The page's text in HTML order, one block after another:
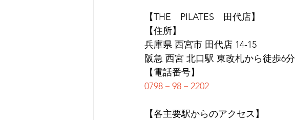
【THE　PILATES　田代店】
【住所】
兵庫県 西宮市 田代店 14-15
阪急 西宮 北口駅 東改札から徒歩6分
【電話番号】
0798－98－2202
【各主要駅からのアクセス】